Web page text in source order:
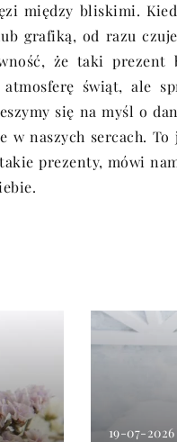
między bliskimi.
grafiką, od razu
że taki prezent
świąt, ale
się na myśl o
w naszych sercach.
prezenty, mówi
19-07-2026